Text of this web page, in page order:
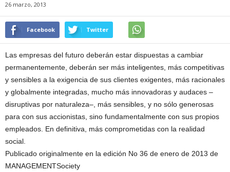
26 marzo, 2013
Facebook Twitter
Las empresas del futuro deberán estar dispuestas a cambiar
permanentemente, deberán ser más inteligentes, más competitivas
y sensibles a la exigencia de sus clientes exigentes, más racionales
y globalmente integradas, mucho más innovadoras y audaces –
disruptivas por naturaleza–, más sensibles, y no sólo generosas
para con sus accionistas, sino fundamentalmente con sus propios
empleados. En definitiva, más comprometidas con la realidad
social.
Publicado originalmente en la edición No 36 de enero de 2013 de
MANAGEMENTSociety